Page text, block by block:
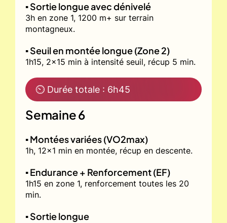
▪️ Sortie longue avec dénivelé
3h en zone 1, 1200 m+ sur terrain
montagneux.
▪️ Seuil en montée longue (Zone 2)
1h15, 2x15 min à intensité seuil, récup 5 min.
⏲ Durée totale : 6h45
Semaine 6
▪️ Montées variées (VO2max)
1h, 12x1 min en montée, récup en descente.
▪️ Endurance + Renforcement (EF)
1h15 en zone 1, renforcement toutes les 20
min.
▪️ Sortie longue